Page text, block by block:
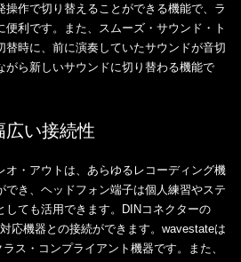
作で切り替えることができる機能で、ラ
便利です。また、スムーズ・サウンド・ト
替時に、前に演奏していたサウンドが音切
がら新しいサウンドに切り替わる機能で
広い接続性
オ・アウトは、あらゆるレコーディング機
でき、ヘッドフォン端子は個人練習やステ
しても活用できます。DINコネクターの
応機器との接続ができます。wavestateは
ス・コンプライアント機器です。また、